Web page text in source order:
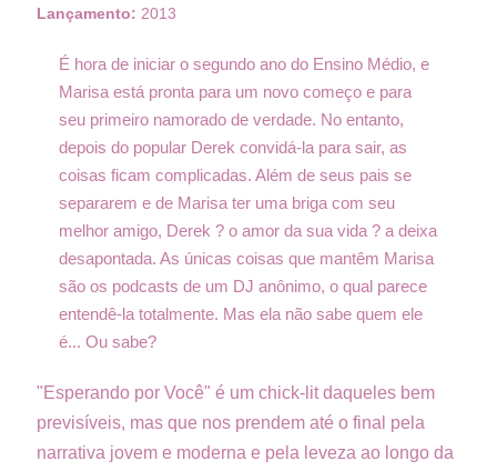
Lançamento: 2013
É hora de iniciar o segundo ano do Ensino Médio, e
Marisa está pronta para um novo começo e para
seu primeiro namorado de verdade. No entanto,
depois do popular Derek convidá-la para sair, as
coisas ficam complicadas. Além de seus pais se
separarem e de Marisa ter uma briga com seu
melhor amigo, Derek ? o amor da sua vida ? a deixa
desapontada. As únicas coisas que mantêm Marisa
são os podcasts de um DJ anônimo, o qual parece
entendê-la totalmente. Mas ela não sabe quem ele
é... Ou sabe?
"Esperando por Você" é um chick-lit daqueles bem
previsíveis, mas que nos prendem até o final pela
narrativa jovem e moderna e pela leveza ao longo da